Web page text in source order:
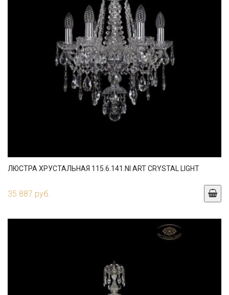
ЛЮСТРА ХРУСТАЛЬНАЯ 115.6.141.NI ART CRYSTAL LIGHT
35 887 руб.